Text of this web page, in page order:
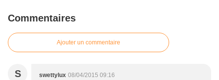
Commentaires
Ajouter un commentaire
S swettylux 08/04/2015 09:16